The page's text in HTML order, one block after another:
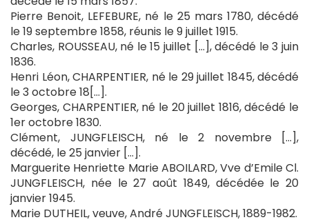
Pierre Benoit, LEFEBURE, né le 25 mars 1780, décédé
le 19 septembre 1858, réunis le 9 juillet 1915.
Charles, ROUSSEAU, né le 15 juillet […], décédé le 3 juin
1836.
Henri Léon, CHARPENTIER, né le 29 juillet 1845, décédé
le 3 octobre 18[…].
Georges, CHARPENTIER, né le 20 juillet 1816, décédé le
1er octobre 1830.
Clément, JUNGFLEISCH, né le 2 novembre […],
décédé, le 25 janvier […].
Marguerite Henriette Marie ABOILARD, Vve d’Emile Cl.
JUNGFLEISCH, née le 27 août 1849, décédée le 20
janvier 1945.
Marie DUTHEIL, veuve, André JUNGFLEISCH, 1889-1982.